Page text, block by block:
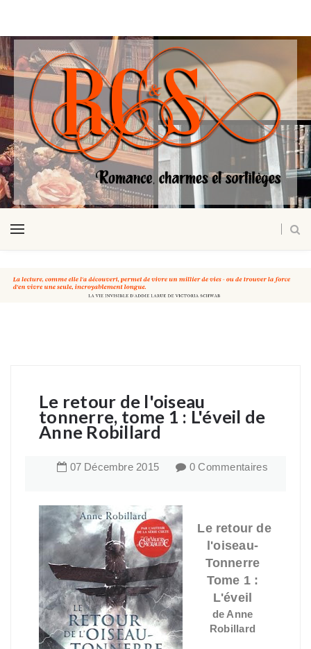
Le retour de l'oiseau
tonnerre, tome 1 : L'éveil de
Anne Robillard
07 Décembre 2015 0 Commentaires
Le retour de
l'oiseau-
Tonnerre
Tome 1 :
L'éveil
de Anne
Robillard